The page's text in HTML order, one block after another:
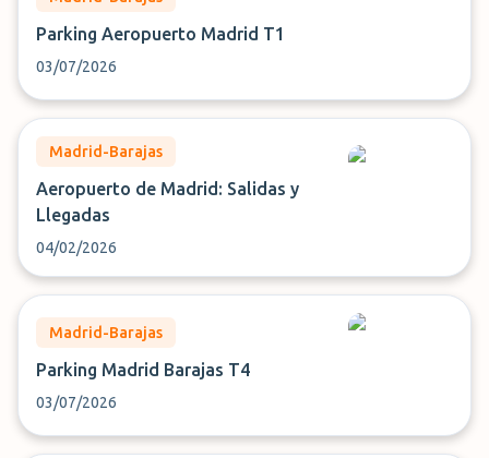
Parking Aeropuerto Madrid T1
03/07/2026
Madrid-Barajas
Aeropuerto de Madrid: Salidas y
Llegadas
04/02/2026
Madrid-Barajas
Parking Madrid Barajas T4
03/07/2026